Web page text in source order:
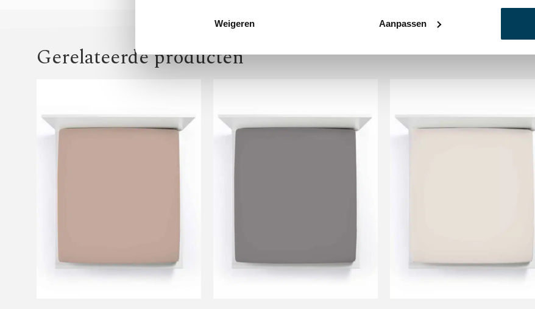
Weigeren Aanpassen
Gerelateerde producten